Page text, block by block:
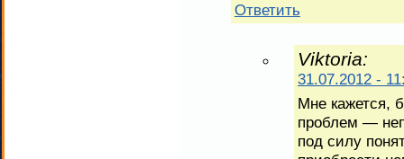
Ответить
Viktoria:
31.07.2012 -
Мне кажется,
проблем —
под силу